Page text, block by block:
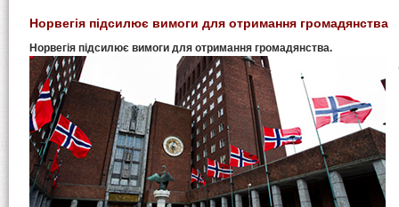
Норвегія підсилює вимоги для отримання громадянства
Норвегія підсилює вимоги для отримання громадянства.